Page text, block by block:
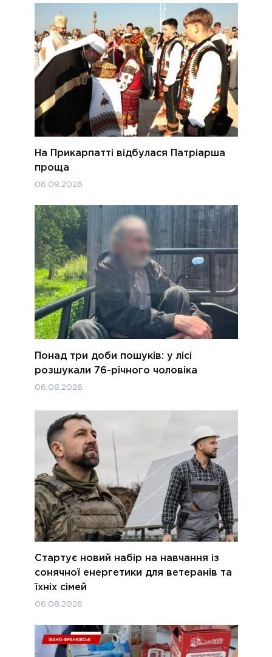
На Прикарпатті відбулася Патріарша
проща
06.08.2026
Понад три доби пошуків: у лісі
розшукали 76-річного чоловіка
06.08.2026
Стартує новий набір на навчання із
сонячної енергетики для ветеранів та
їхніх сімей
06.08.2026